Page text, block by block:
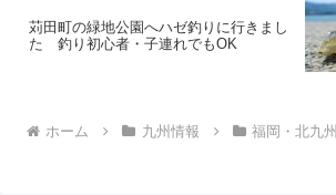
苅田町の緑地公園へハゼ釣りに行きまし
た 釣り初心者・子連れでもOK
ホーム 九州情報 福岡・北九州